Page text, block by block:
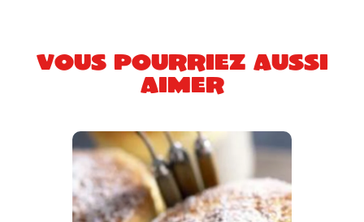
Vous pourriez aussi
aimer